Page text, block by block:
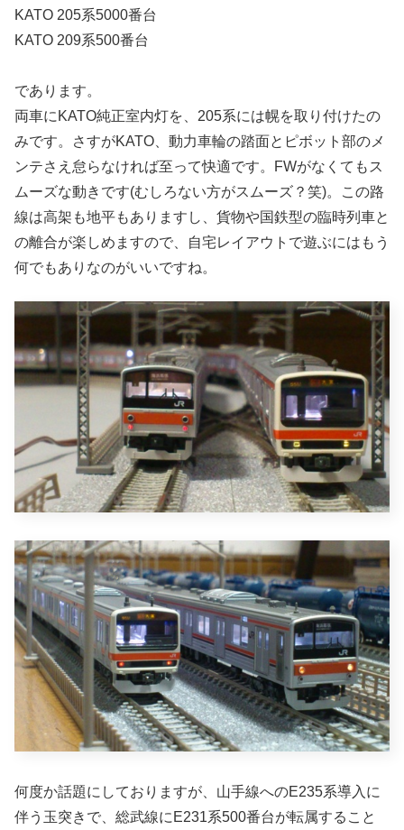
KATO 205系5000番台
KATO 209系500番台
であります。
両車にKATO純正室内灯を、205系には幌を取り付けたの
みです。さすがKATO、動力車輪の踏面とピボット部のメ
ンテさえ怠らなければ至って快適です。FWがなくてもス
ムーズな動きです(むしろない方がスムーズ？笑)。この路
線は高架も地平もありますし、貨物や国鉄型の臨時列車と
の離合が楽しめますので、自宅レイアウトで遊ぶにはもう
何でもありなのがいいですね。
何度か話題にしておりますが、山手線へのE235系導入に
伴う玉突きで、総武線にE231系500番台が転属すること